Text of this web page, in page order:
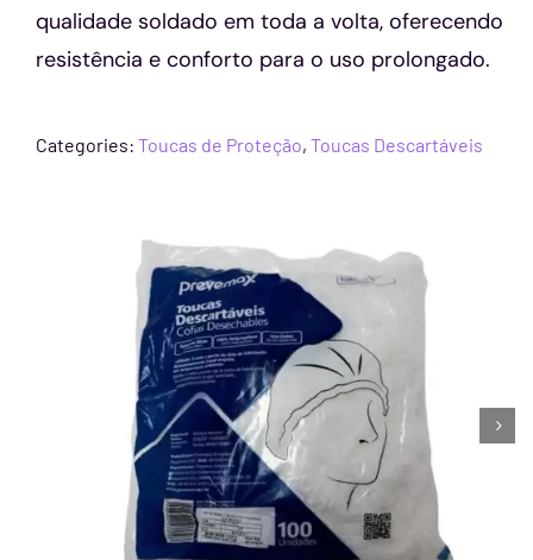
qualidade soldado em toda a volta, oferecendo
resistência e conforto para o uso prolongado.
Categories: Toucas de Proteção, Toucas Descartáveis